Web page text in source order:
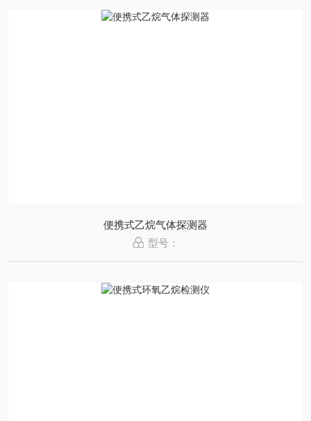
便携式乙烷气体探测器
型号：